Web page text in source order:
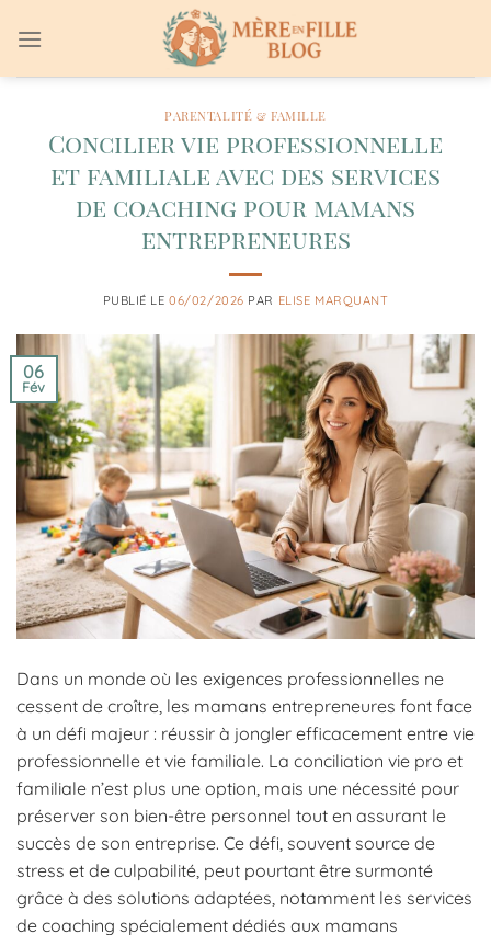
au
PARENTALITÉ & FAMILLE
Concilier vie professionnelle
et familiale avec des services
de coaching pour mamans
entrepreneures
PUBLIÉ LE06/02/2026 PAR ELISE MARQUANT
06
Fév
Dans un monde où les exigences professionnelles ne
cessent de croître, les mamans entrepreneures font face
à un défi majeur : réussir à jongler efficacement entre vie
professionnelle et vie familiale. La conciliation vie pro et
familiale n’est plus une option, mais une nécessité pour
préserver son bien-être personnel tout en assurant le
succès de son entreprise. Ce défi, souvent source de
stress et de culpabilité, peut pourtant être surmonté
grâce à des solutions adaptées, notamment les services
de coaching spécialement dédiés aux mamans